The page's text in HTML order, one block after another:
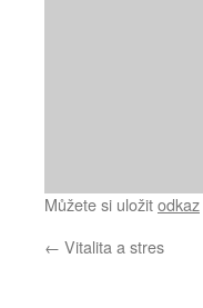
Můžete si uložitodkaz
← Vitalita a stres